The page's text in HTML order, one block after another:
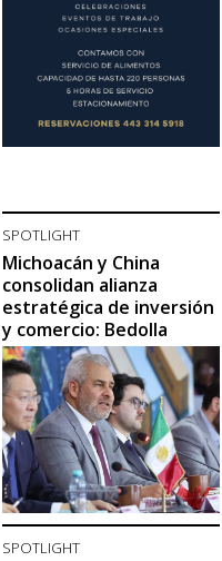
SPOTLIGHT
Michoacán y China
consolidan alianza
estratégica de inversión
y comercio: Bedolla
SPOTLIGHT